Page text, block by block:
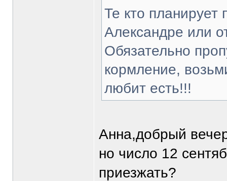
Те кто планирует
Александре или
Обязательно
кормление,
любит есть!!!
Анна,добрый
но число 12
приезжать?